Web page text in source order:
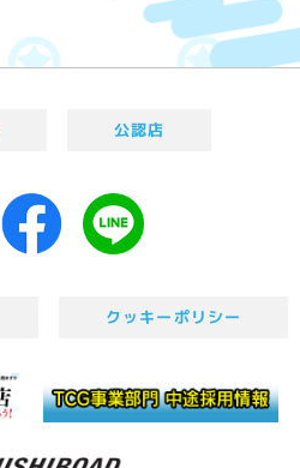
公認店
クッキーポリシー